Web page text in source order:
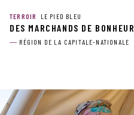
TERROIR LE PIED BLEU
DES MARCHANDS DE BONHEUR
RÉGION DE LA CAPITALE-NATIONALE